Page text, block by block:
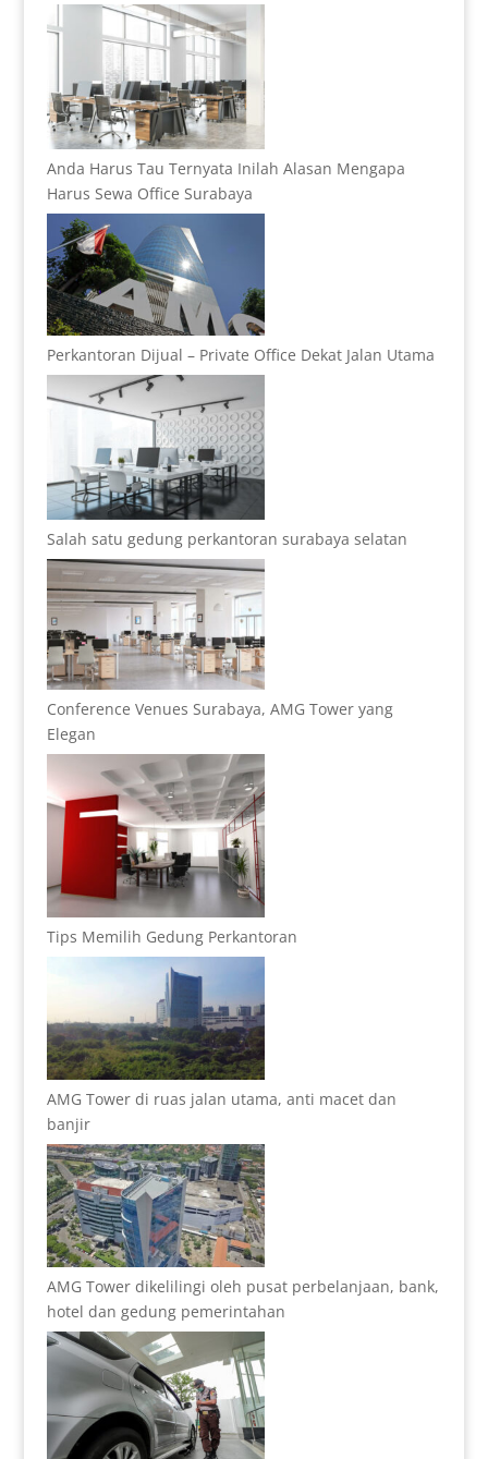
Anda Harus Tau Ternyata Inilah Alasan Mengapa
Harus Sewa Office Surabaya
Perkantoran Dijual – Private Office Dekat Jalan Utama
Salah satu gedung perkantoran surabaya selatan
Conference Venues Surabaya, AMG Tower yang
Elegan
Tips Memilih Gedung Perkantoran
AMG Tower di ruas jalan utama, anti macet dan
banjir
AMG Tower dikelilingi oleh pusat perbelanjaan, bank,
hotel dan gedung pemerintahan